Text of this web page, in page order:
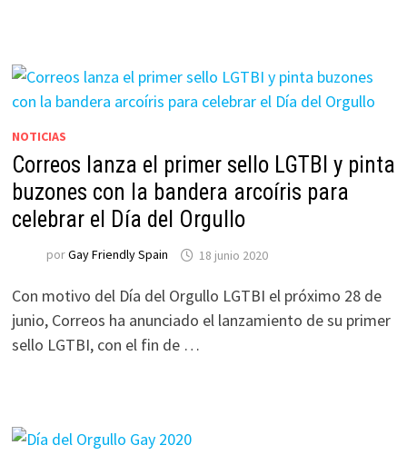
NOTICIAS
Correos lanza el primer sello LGTBI y pinta
buzones con la bandera arcoíris para
celebrar el Día del Orgullo
porGay Friendly Spain 18 junio 2020
Con motivo del Día del Orgullo LGTBI el próximo 28 de
junio, Correos ha anunciado el lanzamiento de su primer
sello LGTBI, con el fin de …